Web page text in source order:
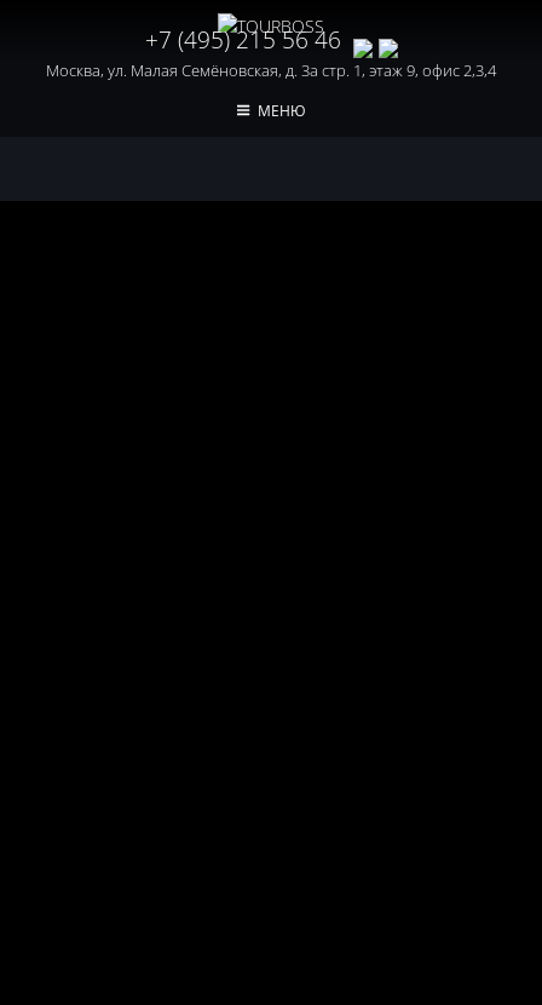
+7 (495) 215 56 46
Москва, ул. Малая Семёновская, д. 3а стр. 1, этаж 9, офис 2,3,4
МЕНЮ